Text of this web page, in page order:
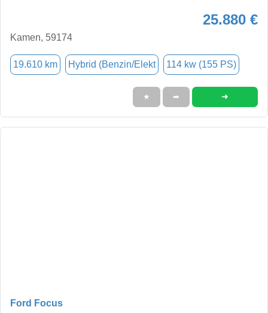
25.880 €
Kamen, 59174
19.610 km Hybrid (Benzin/Elekt 114 kw (155 PS)
★ ➦ ➜
Ford Focus